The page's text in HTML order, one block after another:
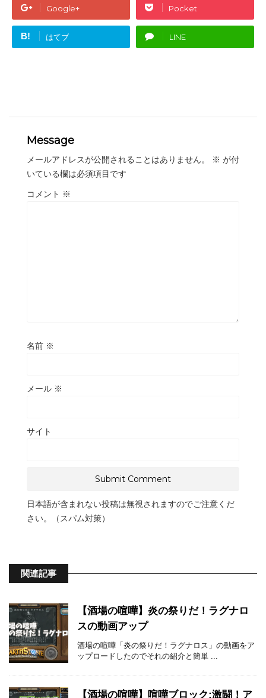
Google+ Pocket
B! はてブ LINE
Message
メールアドレスが公開されることはありません。 ※ が付
いている欄は必須項目です
コメント ※
名前 ※
メール ※
サイト
日本語が含まれない投稿は無視されますのでご注意くだ
さい。（スパム対策）
関連記事
【酒場の喧嘩】炎の祭りだ！ラグナロ
スの動画アップ
酒場の喧嘩「炎の祭りだ！ラグナロス」の動画をア
ップロードしたのでそれの紹介と簡単 ...
【酒場の喧嘩】喧嘩ブロック:激闘！ア